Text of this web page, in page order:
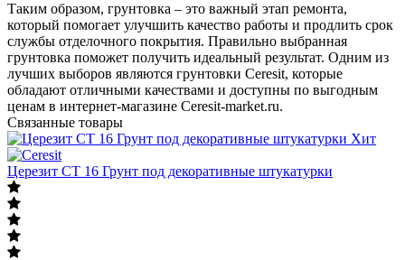
Таким образом, грунтовка – это важный этап ремонта,
который помогает улучшить качество работы и продлить срок
службы отделочного покрытия. Правильно выбранная
грунтовка поможет получить идеальный результат. Одним из
лучших выборов являются грунтовки Ceresit, которые
обладают отличными качествами и доступны по выгодным
ценам в интернет-магазине Ceresit-market.ru.
Связанные товары
Хит
Церезит СТ 16 Грунт под декоративные штукатурки